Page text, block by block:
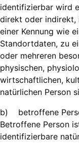
identifizierbar wird
direkt oder indirekt,
einer Kennung wie
Standortdaten, zu
oder mehreren
physischen,
wirtschaftlichen,
natürlichen Person
b) betroffene
Betroffene Person
identifizierbare